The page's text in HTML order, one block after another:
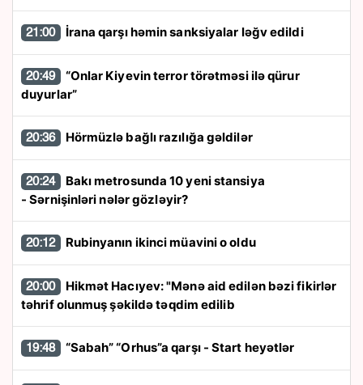
21:00 İrana qarşı həmin sanksiyalar ləğv edildi
20:49
duyurlar”
20:36 Hörmüzlə bağlı razılığa gəldilər
20:24
- Sərnişinləri nələr gözləyir?
20:12 Rubinyanın ikinci müavini o oldu
20:00
təhrif olunmuş şəkildə təqdim edilib
19:48 “Sabah” “Orhus”a qarşı - Start heyətlər